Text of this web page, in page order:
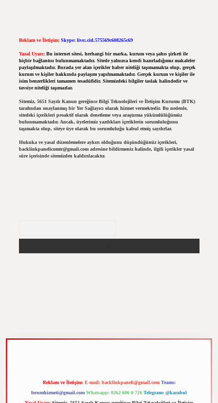
Reklam ve İletişim: Skype: live:.cid.575569c608265c69
Yasal Uyarı: Bu internet sitesi, herhangi bir marka, kurum veya şahıs şirketi ile
hiçbir bağlantısı bulunmamaktadır. Sitede yalnızca kendi hazırladığımız makaleler
paylaşılmaktadır. Burada yer alan içerikler haber niteliği taşımamakta olup, gerçek
kurum ve kişiler hakkında paylaşım yapılmamaktadır. Gerçek kurum ve kişiler ile
isim benzerlikleri tamamen tesadüfidir. Sitemizdeki bilgiler taslak halindedir ve
tavsiye niteliği taşımazlar.
Sitemiz, 5651 Sayılı Kanun gereğince Bilgi Teknolojileri ve İletişim Kurumu (BTK)
tarafından onaylanmış bir Yer Sağlayıcı olarak hizmet vermektedir. Bu nedenle,
sitedeki içerikleri proaktif olarak denetleme veya araştırma yükümlülüğümüz
bulunmamaktadır. Ancak, üyelerimiz yazdıkları içeriklerin sorumluluğunu
taşımakta olup, siteye üye olarak bu sorumluluğu kabul etmiş sayılırlar.
Hukuka ve yasal düzenlemelere aykırı olduğunu düşündüğünüz içerikleri,
backlinkpanelicomtr@gmail.comadresine bildirmeniz halinde, ilgili içerikler yasal
süre içerisinde sitemizden kaldırılacaktır.
Reklam ve İletişim: E-mail: backlinkpaneli@gmail.com Teams:
forumhizmeti@gmail.com Whatsapp: 0262 606 0 726 Telegram: @karabul